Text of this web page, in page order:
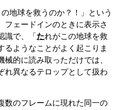
地球を救うのか？！」という
フェードインのときに表示さ
識で、「 たれがこの地球を救
るようなことがよく起こりま
的に読み取っただけでは、
れ異なるテロップとして扱わ
数のフレームに現れた同一の